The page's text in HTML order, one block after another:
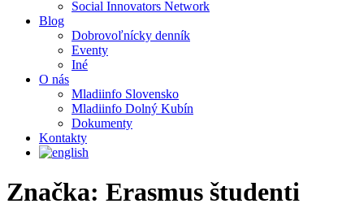
Social Innovators Network
Blog
Dobrovoľnícky denník
Eventy
Iné
O nás
Mladiinfo Slovensko
Mladiinfo Dolný Kubín
Dokumenty
Kontakty
Značka: Erasmus študenti